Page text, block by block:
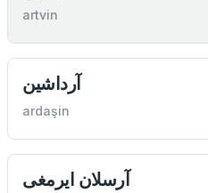
artvin
آرداشين
ardaşin
آرسلان ایرمغی